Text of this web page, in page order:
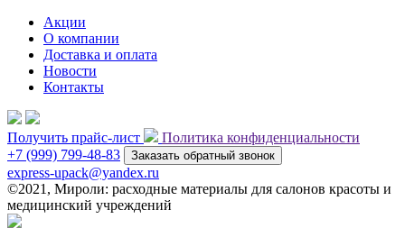
Акции
О компании
Доставка и оплата
Новости
Контакты
Получить прайс-лист
Политика конфиденциальности
+7 (999) 799-48-83
Заказать обратный звонок
express-upack@yandex.ru
©2021, Мироли: расходные материалы для салонов красоты и
медицинский учреждений